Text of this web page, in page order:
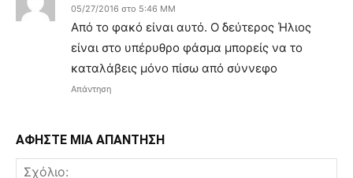
05/27/2016 στο 5:46 ΜΜ
Από το φακό είναι αυτό. Ο δεύτερος Ήλιος
είναι στο υπέρυθρο φάσμα μπορείς να το
καταλάβεις μόνο πίσω από σύννεφο
Απάντηση
ΑΦΗΣΤΕ ΜΙΑ ΑΠΑΝΤΗΣΗ